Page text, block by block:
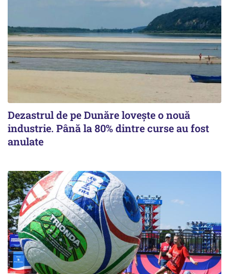
Dezastrul de pe Dunăre lovește o nouă
industrie. Până la 80% dintre curse au fost
anulate